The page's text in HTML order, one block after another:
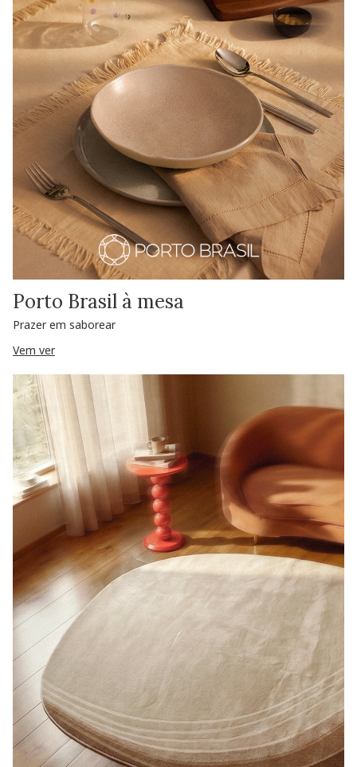
Porto Brasil à mesa
Prazer em saborear
Vem ver